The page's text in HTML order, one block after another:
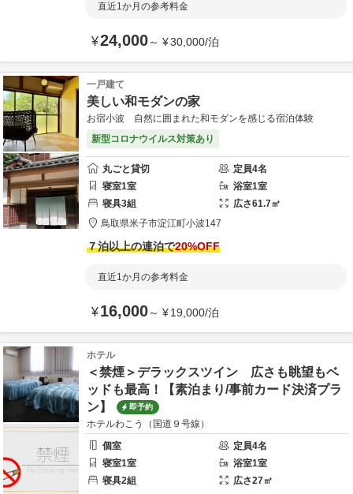
直近1か月の参考料金
¥24,000～ ¥30,000/泊
一戸建て
美しい和モダンの家
お宿小波 自然に囲まれた和モダンを感じる宿泊体験
新型コロナウイルス対策あり
丸ごと貸切 定員4名
寝室1室 浴室1室
寝具3組 広さ61.7㎡
鳥取県米子市淀江町小波147
７泊以上の連泊で20%OFF
直近1か月の参考料金
¥16,000～ ¥19,000/泊
ホテル
＜禁煙＞デラックスツイン 広さも眺望もベ
ッドも最高！【素泊まり/事前カード決済プラ
ン】
即予約
ホテルわこう（国道９号線）
個室
定員4名
寝室1室 浴室1室
寝具2組 広さ27㎡